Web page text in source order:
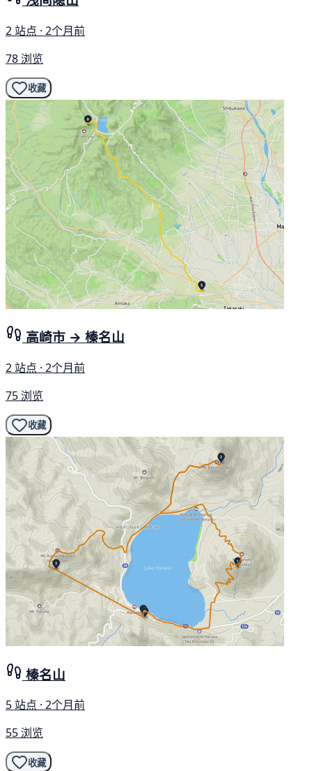
2 站点 · 2个月前
78 浏览
收藏
高崎市 → 榛名山
2 站点 · 2个月前
75 浏览
收藏
榛名山
5 站点 · 2个月前
55 浏览
收藏